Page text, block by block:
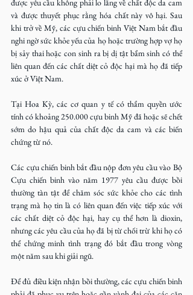
được yêu cầu không phải lo lắng về chất độc da cam
và được thuyết phục rằng hóa chất này vô hại. Sau
khi trở về Mỹ, các cựu chiến binh Việt Nam bắt đầu
nghi ngờ sức khỏe yếu của họ hoặc trường hợp vợ họ
bị sảy thai hoặc con sinh ra bị dị tật bẩm sinh có thể
liên quan đến các chất diệt cỏ độc hại mà họ đã tiếp
xúc ở Việt Nam.
Tại Hoa Kỳ, các cơ quan y tế có thẩm quyền ước
tính có khoảng 250.000 cựu binh Mỹ đã hoặc sẽ chết
sớm do hậu quả của chất độc da cam và các biến
chứng từ nó.
Các cựu chiến binh bắt đầu nộp đơn yêu cầu vào Bộ
Cựu chiến binh vào năm 1977 yêu cầu được bồi
thường tàn tật để chăm sóc sức khỏe cho các tình
trạng mà họ tin là có liên quan đến việc tiếp xúc với
các chất diệt cỏ độc hại, hay cụ thể hơn là dioxin,
nhưng các yêu cầu của họ đã bị từ chối trừ khi họ có
thể chứng minh tình trạng đó bắt đầu trong vòng
một năm sau khi giải ngũ.
Để đủ điều kiện nhận bồi thường, các cựu chiến binh